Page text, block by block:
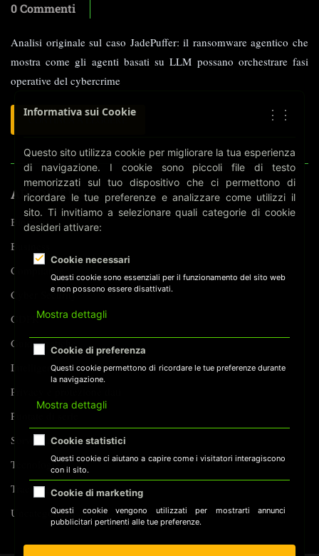
0 Commenti
Analisi originale sul caso JadePuffer: il ransomware agentico che
mostra come gli agenti basati su LLM possano orchestrare fasi
operative del cybercrime
LEGGI
SU
JADEPUFFER
IL
PRIMO
RICATTO
INFORMATICO
ARGOMENTI
Biometria
Business
Compliance
Cyber Security
GDPR
Guide Pratiche
Intelligenza Artificiale
Privacy e protezione dati
Puntate di serie
Sorveglianza
Tecnologia
Tracking
Uncategorized
Informativa sui Cookie ⋮⋮
Questo sito utilizza cookie per migliorare la tua esperienza
di navigazione. I cookie sono piccoli file di testo
memorizzati sul tuo dispositivo che ci permettono di
ricordare le tue preferenze e analizzare come utilizzi il
sito. Ti invitiamo a selezionare quali categorie di cookie
desideri attivare:
Cookie necessari
Questi cookie sono essenziali per il funzionamento del sito web
e non possono essere disattivati.
Mostra dettagli
Cookie di preferenza
Questi cookie permettono di ricordare le tue preferenze durante
la navigazione.
Mostra dettagli
Cookie statistici
Questi cookie ci aiutano a capire come i visitatori interagiscono
con il sito.
Cookie di marketing
Questi cookie vengono utilizzati per mostrarti annunci
pubblicitari pertinenti alle tue preferenze.